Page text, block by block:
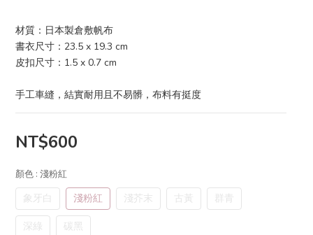
材質：日本製倉敷帆布
書衣尺寸：23.5 x 19.3 cm
皮扣尺寸：1.5 x 0.7 cm
手工車縫，結實耐用且不易髒，布料有挺度
NT$600
顏色 : 淺粉紅
象牙白 淺粉紅 淺芥末 古黃 群青
深綠 碳黑